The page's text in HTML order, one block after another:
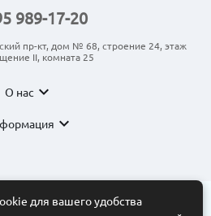
989-17-20
пр-кт, дом № 68, строение 24, этаж
II, комната 25
О нас expand_more
expand_more
для вашего удобства